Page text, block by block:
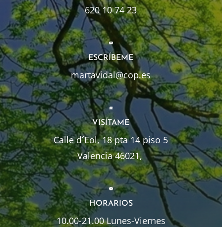
620 10 74 23
ESCRÍBEME
martavidal@cop.es
VISÍTAME
Calle d´Eol, 18 pta 14 piso 5
Valencia 46021,
HORARIOS
10.00-21.00 Lunes-Viernes